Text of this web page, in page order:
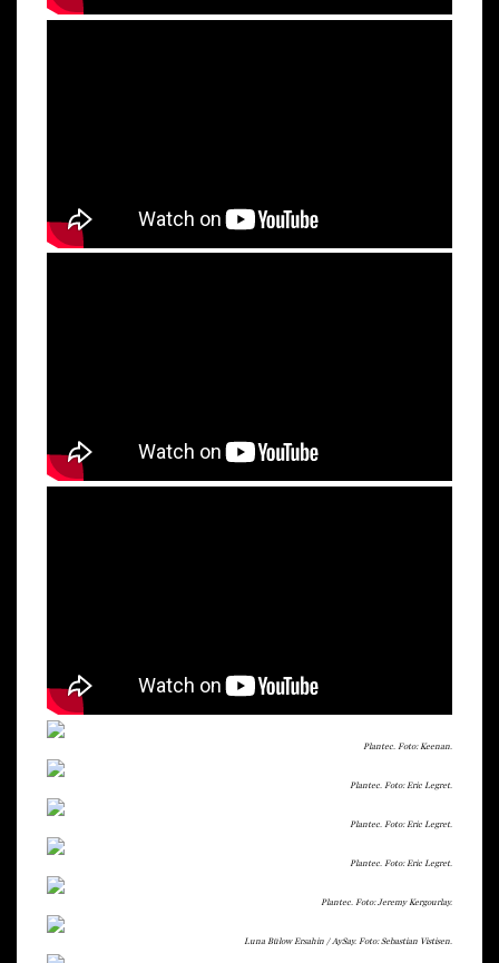
Plantec. Foto: Keenan.
Plantec. Foto: Eric Legret.
Plantec. Foto: Eric Legret.
Plantec. Foto: Eric Legret.
Plantec. Foto: Jeremy Kergourlay.
Luna Bülow Ersahin / AySay. Foto: Sebastian Vistisen.